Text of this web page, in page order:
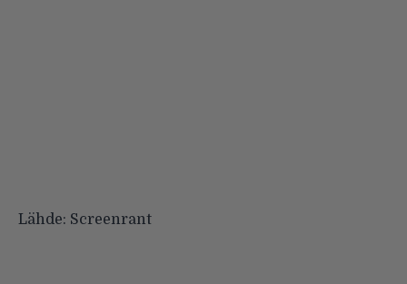
Lähde: Screenrant